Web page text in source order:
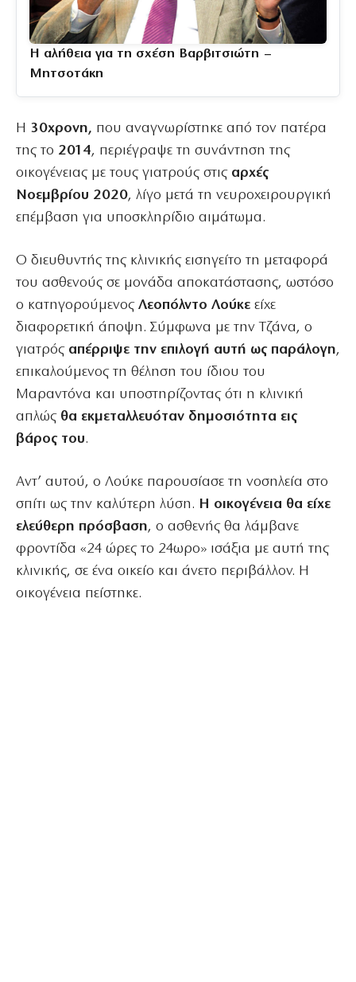
Η αλήθεια για τη σχέση Βαρβιτσιώτη –
Μητσοτάκη
Η 30χρονη, που αναγνωρίστηκε από τον πατέρα
της το 2014, περιέγραψε τη συνάντηση της
οικογένειας με τους γιατρούς στις αρχές
Νοεμβρίου 2020, λίγο μετά τη νευροχειρουργική
επέμβαση για υποσκληρίδιο αιμάτωμα.
Ο διευθυντής της κλινικής εισηγείτο τη μεταφορά
του ασθενούς σε μονάδα αποκατάστασης, ωστόσο
ο κατηγορούμενοςΛεοπόλντο Λούκε είχε
διαφορετική άποψη. Σύμφωνα με την Τζάνα, ο
γιατρόςαπέρριψε την επιλογή αυτή ως παράλογη,
επικαλούμενος τη θέληση του ίδιου του
Μαραντόνα και υποστηρίζοντας ότι η κλινική
απλώς θα εκμεταλλευόταν δημοσιότητα εις
βάρος του.
Αντ’ αυτού, ο Λούκε παρουσίασε τη νοσηλεία στο
σπίτι ως την καλύτερη λύση. Η οικογένεια θα είχε
ελεύθερη πρόσβαση, ο ασθενής θα λάμβανε
φροντίδα «24 ώρες το 24ωρο» ισάξια με αυτή της
κλινικής, σε ένα οικείο και άνετο περιβάλλον. Η
οικογένεια πείστηκε.